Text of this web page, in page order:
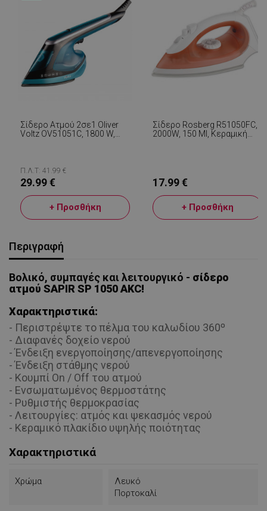
Σίδερο Ατμού 2σε1 Oliver
Voltz OV51051C, 1800 W,
Απενεργοποίηση, Τυρκουάζ
Π.Λ.Τ: 41.99 €
29.99 €
+ Προσθήκη
Σίδερο Rosberg R51050FC,
2000W, 150 Ml, Κεραμική
17.99 €
+ Προσθήκη
Περιγραφή
Βολικό, συμπαγές και λειτουργικό - σίδερο
ατμού SAPIR SP 1050 AKC!
Χαρακτηριστικά:
- Περιστρέψτε το πέλμα του καλωδίου 360º
- Διαφανές δοχείο νερού
- Ένδειξη ενεργοποίησης/απενεργοποίησης
- Ένδειξη στάθμης νερού
- Κουμπί On / Off του ατμού
- Ενσωματωμένος θερμοστάτης
- Ρυθμιστής θερμοκρασίας
- Λειτουργίες: ατμός και ψεκασμός νερού
- Κεραμικό πλακίδιο υψηλής ποιότητας
Χαρακτηριστικά
Χρώμα
Λευκό
Πορτοκαλί